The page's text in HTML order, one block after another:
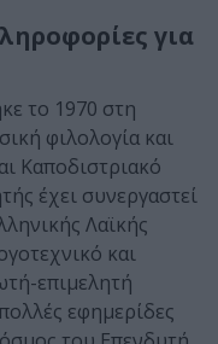
για
το 1970 στη
φιλολογία και
Καποδιστριακό
έχει συνεργαστεί
Λαϊκής
και
επιμελητή
εφημερίδες